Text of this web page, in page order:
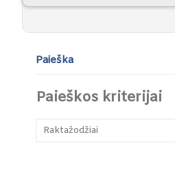
Paieška
Paieškos kriterijai